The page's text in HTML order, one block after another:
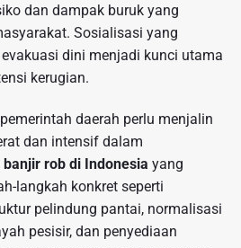
dan dampak buruk yang
Sosialisasi yang
dini menjadi kunci utama
kerugian.
daerah perlu menjalin
dan intensif dalam
banjir rob di Indonesia yang
langkah konkret seperti
pelindung pantai, normalisasi
pesisir, dan penyediaan